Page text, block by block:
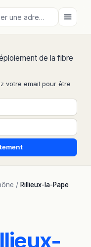
de la fibre
votre email pour être
/ Rillieux-la-Pape